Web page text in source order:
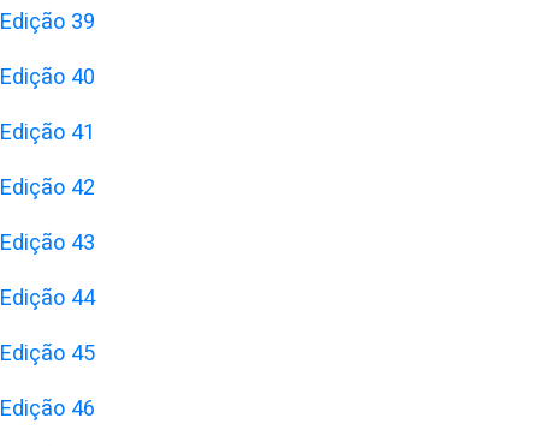
Edição 39
Edição 40
Edição 41
Edição 42
Edição 43
Edição 44
Edição 45
Edição 46